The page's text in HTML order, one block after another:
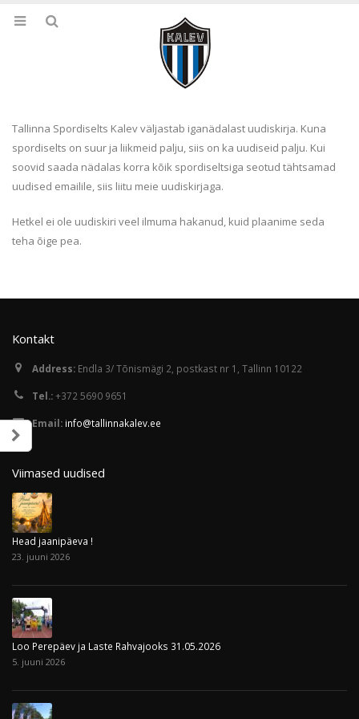
Tallinna Spordiselts Kalev väljastab iganädalast uudiskirja. Kuna
spordiselts on suur ja liikmeid palju, siis on ka uudiseid palju. Kui
soovid saada nädalas korra kõik spordiseltsiga seotud tähtsamad
uudised emailile, siis liitu meie uudiskirjaga.
Hetkel ei ole uudiskiri veel ilmuma hakanud, kuid plaanime seda
teha õige pea.
Kontakt
Address: Endla 3/ Tõnismägi 2, postkast nr 1, Tallinn 10122
Tel.:+372 5690 9651
Email: info@tallinnakalev.ee
Viimased uudised
Head jaanipäeva !
23. juuni 2026
Loo Perepäev ja Laste Rahvajooks 31.05.2026
5. juuni 2026